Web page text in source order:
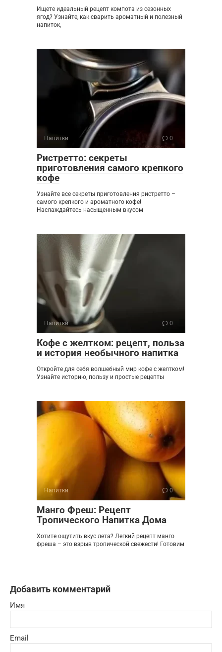
Ищете идеальный рецепт компота из сезонных
ягод? Узнайте, как сварить ароматный и полезный
напиток,
Напитки 0
Ристретто: секреты
приготовления самого крепкого
кофе
Узнайте все секреты приготовления ристретто –
самого крепкого и ароматного кофе!
Наслаждайтесь насыщенным вкусом
Напитки 0
Кофе с желтком: рецепт, польза
и история необычного напитка
Откройте для себя волшебный мир кофе с желтком!
Узнайте историю, пользу и простые рецепты
Напитки 0
Манго Фреш: Рецепт
Тропического Напитка Дома
Хотите ощутить вкус лета? Легкий рецепт манго
фреша – это взрыв тропической свежести! Готовим
Добавить комментарий
Имя
Email